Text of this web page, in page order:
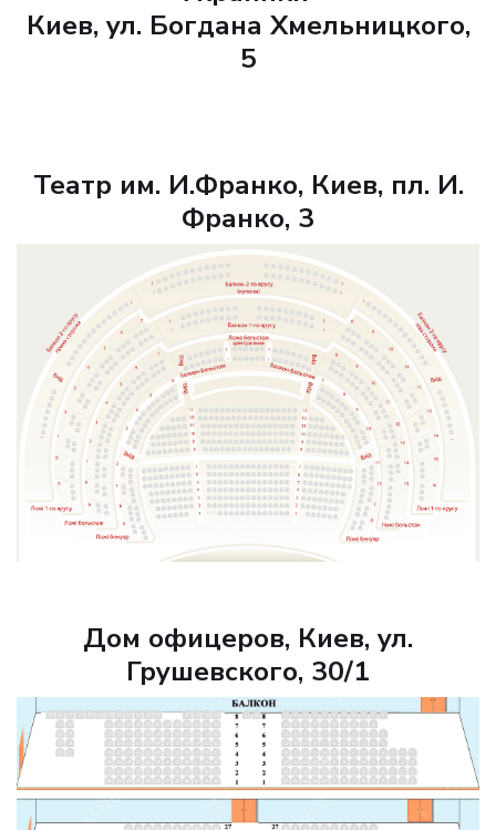
Киев, ул. Богдана Хмельницкого,
5
Театр им. И.Франко, Киев, пл. И.
Франко, 3
Дом офицеров, Киев, ул.
Грушевского, 30/1